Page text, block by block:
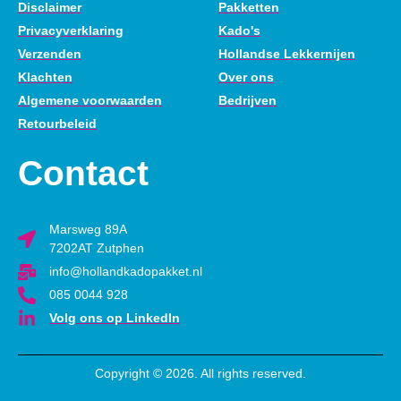
Disclaimer
Privacyverklaring
Verzenden
Klachten
Algemene voorwaarden
Retourbeleid
Pakketten
Kado's
Hollandse Lekkernijen
Over ons
Bedrijven
Contact
Marsweg 89A
7202AT Zutphen
info@hollandkadopakket.nl
085 0044 928
Volg ons op LinkedIn
Copyright © 2026. All rights reserved.